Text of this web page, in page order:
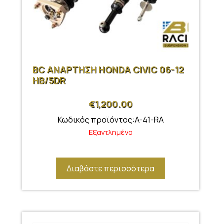
BC ΑΝΑΡΤΗΣΗ HONDA CIVIC 06-12
HB/5DR
€1,200.00
Κωδικός προϊόντος:A-41-RA
Εξαντλημένο
Διαβάστε περισσότερα